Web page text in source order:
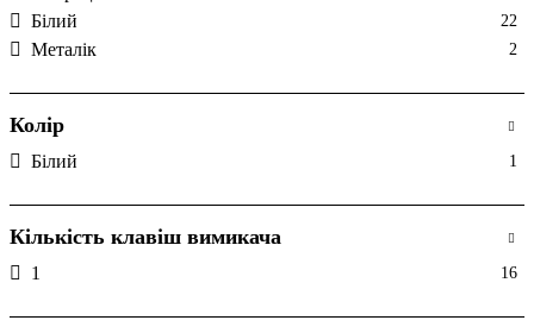
Білий 22
Металік 2
Колір
Білий 1
Кількість клавіш вимикача
1 16